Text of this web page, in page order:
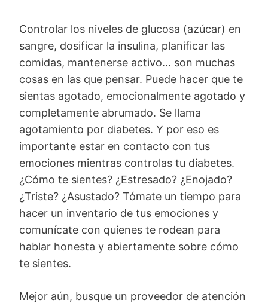
Controlar los niveles de glucosa (azúcar) en
sangre, dosificar la insulina, planificar las
comidas, mantenerse activo... son muchas
cosas en las que pensar. Puede hacer que te
sientas agotado, emocionalmente agotado y
completamente abrumado. Se llama
agotamiento por diabetes. Y por eso es
importante estar en contacto con tus
emociones mientras controlas tu diabetes.
¿Cómo te sientes? ¿Estresado? ¿Enojado?
¿Triste? ¿Asustado? Tómate un tiempo para
hacer un inventario de tus emociones y
comunícate con quienes te rodean para
hablar honesta y abiertamente sobre cómo
te sientes.
Mejor aún, busque un proveedor de atención